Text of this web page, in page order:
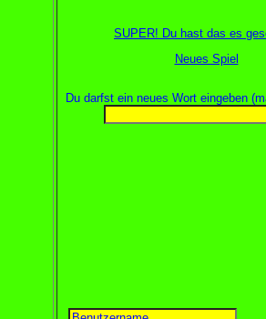
SUPER! Du hast das es
Neues Spiel
Du darfst ein neues Wort eingeben